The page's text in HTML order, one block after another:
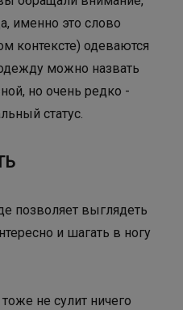
именно это слово
контексте) одеваются
можно назвать
но очень редко -
статус.
позволяет выглядеть
и шагать в ногу
не сулит ничего